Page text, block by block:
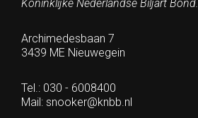
Koninklijke Nederlandse Biljart Bond.
Archimedesbaan 7
3439 ME Nieuwegein
Tel.: 030 - 6008400
Mail: snooker@knbb.nl